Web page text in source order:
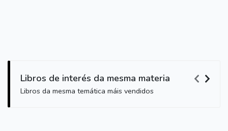
Libros de interés da mesma materia
Libros da mesma temática máis vendidos